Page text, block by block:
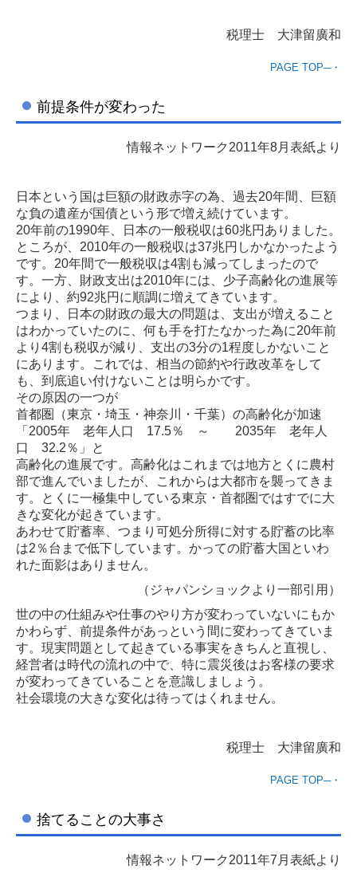
税理士 大津留廣和
PAGE TOP─・
前提条件が変わった
情報ネットワーク2011年8月表紙より
日本という国は巨額の財政赤字の為、過去20年間、巨額
な負の遺産が国債という形で増え続けています。
20年前の1990年、日本の一般税収は60兆円ありました。
ところが、2010年の一般税収は37兆円しかなかったよう
です。20年間で一般税収は4割も減ってしまったので
す。一方、財政支出は2010年には、少子高齢化の進展等
により、約92兆円に順調に増えてきています。
つまり、日本の財政の最大の問題は、支出が増えること
はわかっていたのに、何も手を打たなかった為に20年前
より4割も税収が減り、支出の3分の1程度しかないこと
にあります。これでは、相当の節約や行政改革をして
も、到底追い付けないことは明らかです。
その原因の一つが
首都圏（東京・埼玉・神奈川・千葉）の高齢化が加速
「2005年 老年人口 17.5％ ～ 2035年 老年人
口 32.2％」と
高齢化の進展です。高齢化はこれまでは地方とくに農村
部で進んでいましたが、これからは大都市を襲ってきま
す。とくに一極集中している東京・首都圏ではすでに大
きな変化が起きています。
あわせて貯蓄率、つまり可処分所得に対する貯蓄の比率
は2％台まで低下しています。かっての貯蓄大国といわ
れた面影はありません。
（ジャパンショックより一部引用）
世の中の仕組みや仕事のやり方が変わっていないにもか
かわらず、前提条件があっという間に変わってきていま
す。現実問題として起きている事実をきちんと直視し、
経営者は時代の流れの中で、特に震災後はお客様の要求
が変わってきていることを意識しましょう。
社会環境の大きな変化は待ってはくれません。
税理士 大津留廣和
PAGE TOP─・
捨てることの大事さ
情報ネットワーク2011年7月表紙より